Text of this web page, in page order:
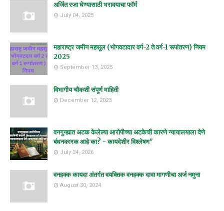
अर्जित रजा घेण्यासाठी भरावयाचा फॉर्म
July 04, 2025
महाराष्ट्र जमीन महसूल (भोगवटादार वर्ग-2 ते वर्ग-1 रूपांतरण) नियम
2025
September 13, 2025
विभागीय चौकशी संपूर्ण माहिती
December 12, 2023
वनगुन्ह्यात अटक केलेल्या आरोपीच्या अटकेची कारणे न्यायालयाला देणे
बंधनकारक आहे का? - कायदेशीर विश्लेषण"
July 24, 2026
वनहक्क कायदा अंतर्गत वयक्तिक वनहक्क दावा मागणीचा अर्ज नमुना
August 30, 2024